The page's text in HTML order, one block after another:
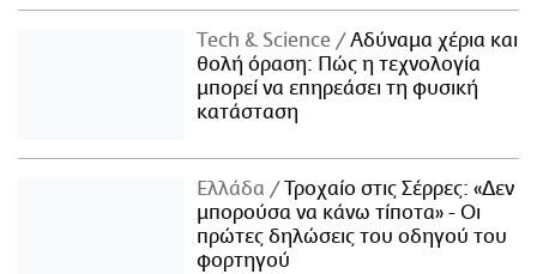
Τech & Science
Αδύναμα χέρια και
θολή όραση: Πώς η τεχνολογία
μπορεί να επηρεάσει τη φυσική
κατάσταση
Ελλάδα
Τροχαίο στις Σέρρες: «Δεν
μπορούσα να κάνω τίποτα» - Οι
πρώτες δηλώσεις του οδηγού του
φορτηγού